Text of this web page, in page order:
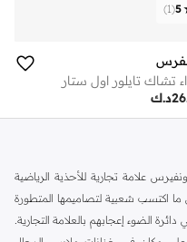
5
(
1
)
تشاك تايلور اول ستار
د.ك
علامة تجارية للأحذية الرياضية
اكتسب شعبية لتصاميمها المتطورة
الضوء إعجابهم بالعلامة التجارية.